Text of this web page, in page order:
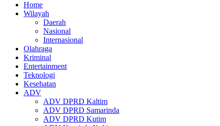
Home
Wilayah
Daerah
Nasional
Internasional
Olahraga
Kriminal
Entertainment
Teknologi
Kesehatan
ADV
ADV DPRD Kaltim
ADV DPRD Samarinda
ADV DPRD Kutim